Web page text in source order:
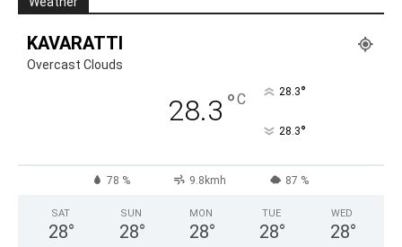
KAVARATTI
Overcast Clouds
28.3 °C 28.3°
28.3°
78 % 9.8kmh 87 %
SAT
28°
SUN
28°
MON
28°
TUE
28°
WED
28°